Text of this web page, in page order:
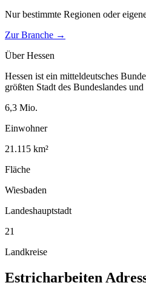
Nur bestimmte Regionen oder
Zur Branche →
ÜberHessen
Hessen ist ein mitteldeutsches
größten Stadt des Bundeslandes
6,3 Mio.
Einwohner
21.115 km²
Fläche
Wiesbaden
Landeshauptstadt
21
Landkreise
Estricharbeiten